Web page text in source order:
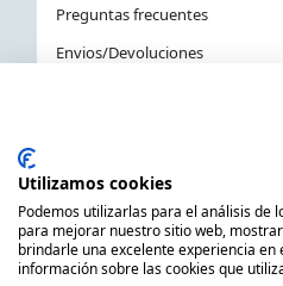
Preguntas frecuentes
Envios/Devoluciones
La Tienda Náutica en
Utilizamos cookies
Podemos utilizarlas para el análisis de
para mejorar nuestro sitio web,
brindarle una excelente experiencia en
información sobre las cookies que